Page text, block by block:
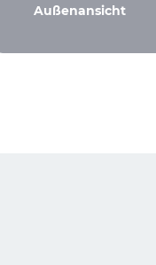
Außenansicht